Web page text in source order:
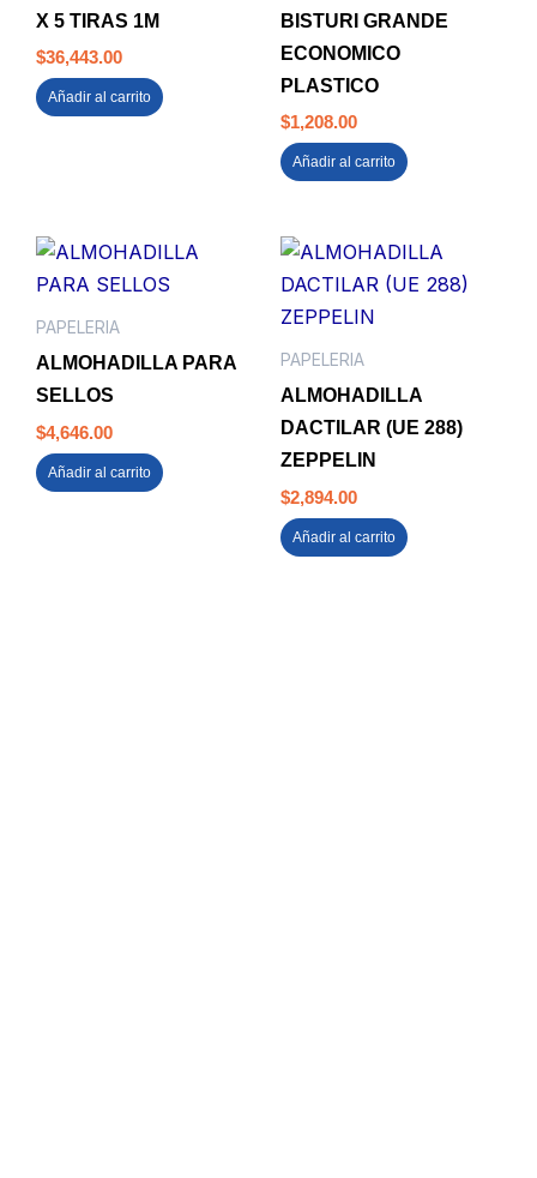
X 5 TIRAS 1M
$36,443.00
Añadir al carrito
BISTURI GRANDE
ECONOMICO
PLASTICO
$1,208.00
Añadir al carrito
PAPELERIA
ALMOHADILLA PARA
SELLOS
$4,646.00
Añadir al carrito
PAPELERIA
ALMOHADILLA
DACTILAR (UE 288)
ZEPPELIN
$2,894.00
Añadir al carrito